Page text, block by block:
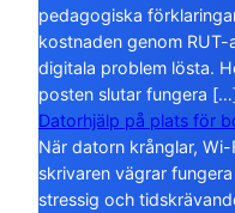
pedagogiska
kostnaden genom
digitala problem lösta.
posten slutar fungera
Datorhjälp på plats för
När datorn krånglar,
skrivaren vägrar
stressig och